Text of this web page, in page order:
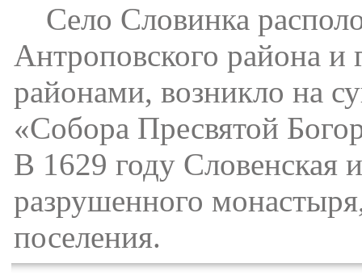
Село Словинка
Антроповского района
районами, возникло на
«Собора Пресвятой
В 1629 году Словенская
разрушенного
поселения.